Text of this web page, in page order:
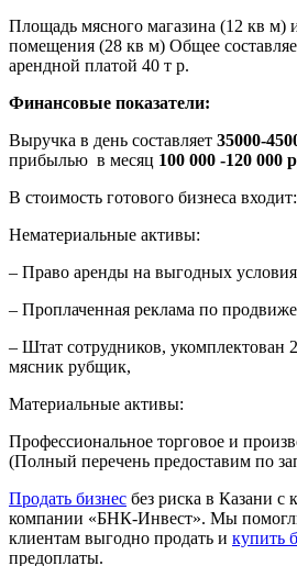
Площадь мясного магазина (12 кв м)
помещения (28 кв м) Общее
арендной платой 40 т р.
Финансовые показатели:
Выручка в день составляет 35000-
прибылью в месяц 100 000 -120 000
В стоимость готового бизнеса входит:
Нематериальные активы:
– Право аренды на выгодных
– Проплаченная реклама по
– Штат сотрудников, укомплектован
мясник рубщик,
Материальные активы:
Профессиональное торговое и
(Полный перечень предоставим по
Продать бизнес без риска в Казани с
компании «БНК-Инвест». Мы
клиентам выгодно продать и купить
предоплаты.